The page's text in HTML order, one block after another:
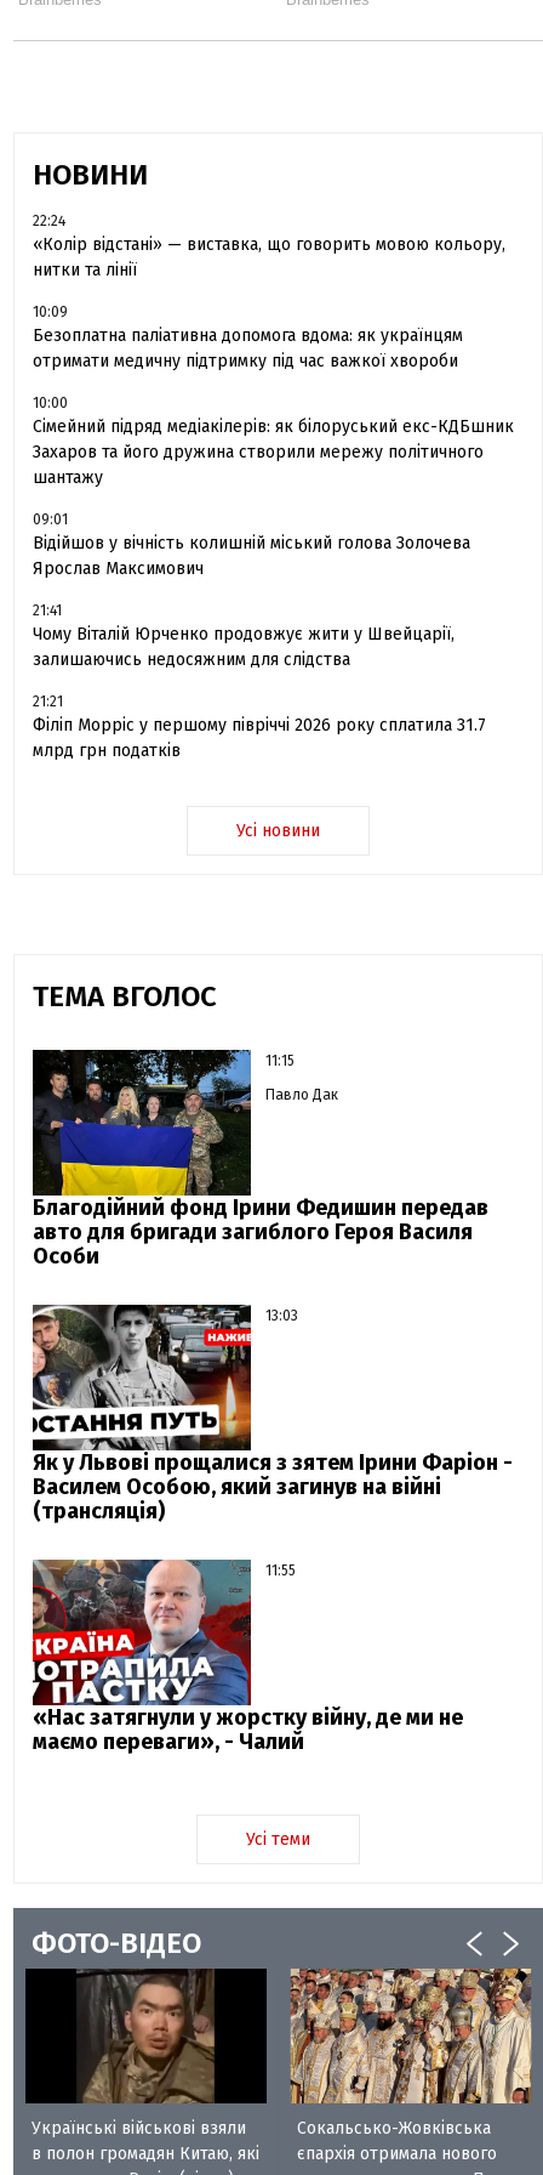
НОВИНИ
22:24
«Колір відстані» — виставка, що говорить мовою кольору,
нитки та лінії
10:09
Безоплатна паліативна допомога вдома: як українцям
отримати медичну підтримку під час важкої хвороби
10:00
Сімейний підряд медіакілерів: як білоруський екс-КДБшник
Захаров та його дружина створили мережу політичного
шантажу
09:01
Відійшов у вічність колишній міський голова Золочева
Ярослав Максимович
21:41
Чому Віталій Юрченко продовжує жити у Швейцарії,
залишаючись недосяжним для слідства
21:21
Філіп Морріс у першому півріччі 2026 року сплатила 31.7
млрд грн податків
Усі новини
ТЕМА ВГОЛОС
11:15
Павло Дак
Благодійний фонд Ірини Федишин передав
авто для бригади загиблого Героя Василя
Особи
13:03
Як у Львові прощалися з зятем Ірини Фаріон -
Василем Особою, який загинув на війні
(трансляція)
11:55
«Нас затягнули у жорстку війну, де ми не
маємо переваги», - Чалий
Усі теми
ФОТО-ВІДЕО
Українські військові взяли
в полон громадян Китаю, які
Сокальсько-Жовківська
єпархія отримала нового